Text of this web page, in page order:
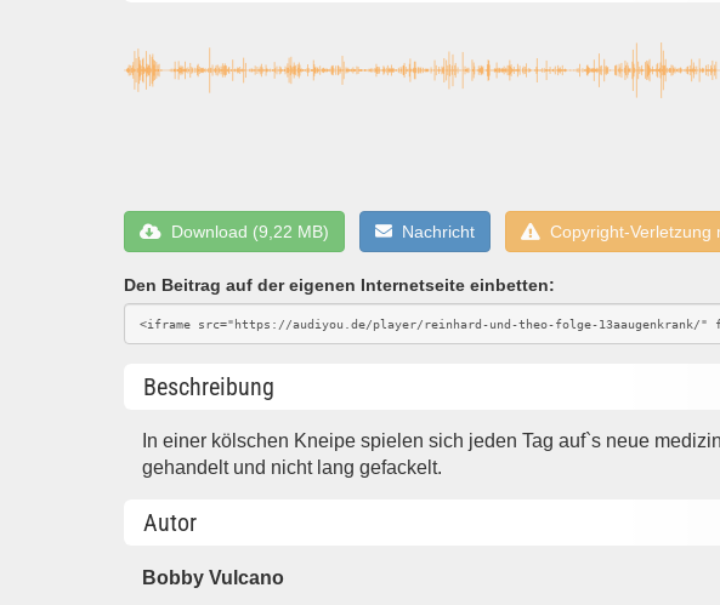
Download (9,22 MB) Nachricht Copyright-Verletzung
Den Beitrag auf der eigenen Internetseite einbetten:
Beschreibung
In einer kölschen Kneipe spielen sich jeden Tag auf`s neue
gehandelt und nicht lang gefackelt.
Autor
Bobby Vulcano